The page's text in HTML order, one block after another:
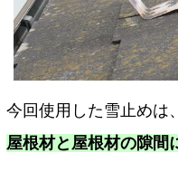
今回使用した雪止めは
屋根材と屋根材の隙間